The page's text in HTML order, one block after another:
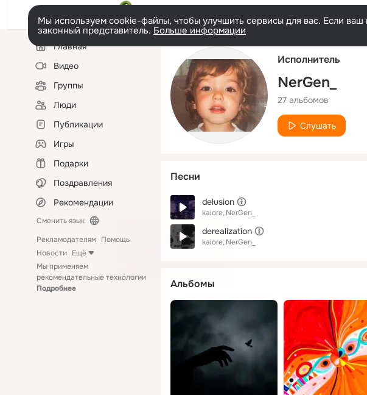
Мы используем cookie-файлы, чтобы улучшить сервисы для вас. Если
законный представитель. Больше информации
Левая
колонкаГлавная
Видео
Группы
Люди
Публикации
Игры
Подарки
Поздравления
Рекомендации
Сменить язык
Рекламодателям Помощь
Новости Ещё
Мы применяем
рекомендательные технологии
Подробнее
Исполнитель
NerGen_
27 альбомов
Слушать
Песни
delusion
kaiore NerGen_
derealization
kaiore NerGen_
Альбомы